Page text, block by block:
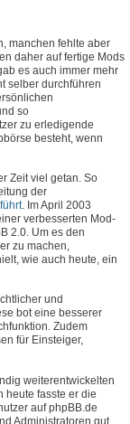
manchen fehlte aber
daher auf fertige Mods
es auch immer mehr
selber durchführen
so
zu erledigende
besteht, wenn
Zeit viel getan. So
der
. Im April 2003
verbesserten Mod-
2.0. Um es den
zu machen,
wie auch heute, ein
und
bot eine besserer
Zudem
für Einsteiger,
weiterentwickelten
heute fasste er die
auf phpBB.de
Administratoren gut